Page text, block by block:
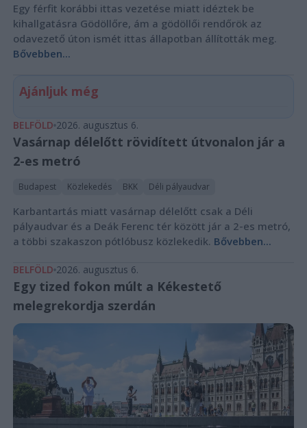
Egy férfit korábbi ittas vezetése miatt idéztek be
kihallgatásra Gödöllőre, ám a gödöllői rendőrök az
odavezető úton ismét ittas állapotban állították meg.
Bővebben...
Ajánljuk még
BELFÖLD 2026. augusztus 6.
Vasárnap délelőtt rövidített útvonalon jár a
2-es metró
Budapest Közlekedés BKK Déli pályaudvar
Karbantartás miatt vasárnap délelőtt csak a Déli
pályaudvar és a Deák Ferenc tér között jár a 2-es metró,
a többi szakaszon pótlóbusz közlekedik. Bővebben...
BELFÖLD 2026. augusztus 6.
Egy tized fokon múlt a Kékestető
melegrekordja szerdán